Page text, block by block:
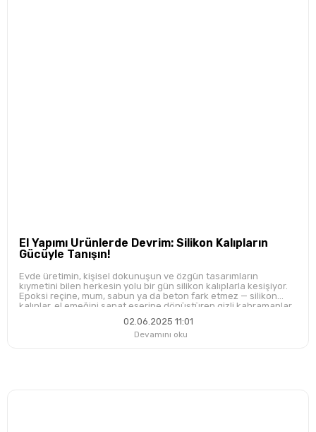
El Yapımı Ürünlerde Devrim: Silikon Kalıpların
Gücüyle Tanışın!
Evde üretimin, kişisel dokunuşun ve özgün tasarımların
kıymetini bilen herkesin yolu bir gün silikon kalıplarla kesişiyor.
Epoksi reçine, mum, sabun ya da beton fark etmez — silikon
kalıplar, el emeğini sanat eserine dönüştüren gizli kahramanlar.
Devamını oku
02.06.2025 11:01